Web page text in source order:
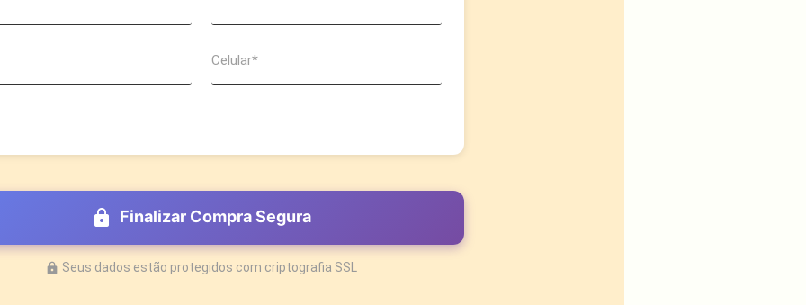
Celular*
lock Finalizar Compra Segura
lock Seus dados estão protegidos com criptografia SSL